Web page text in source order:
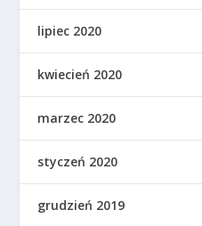
lipiec 2020
kwiecień 2020
marzec 2020
styczeń 2020
grudzień 2019